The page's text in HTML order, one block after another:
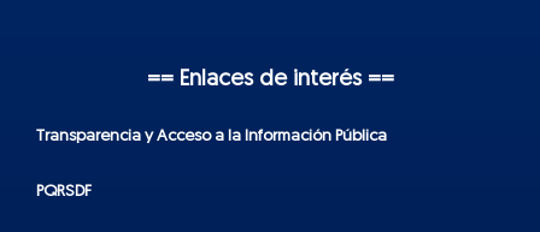
== Enlaces de interés ==
Transparencia y Acceso a la Información Pública
PQRSDF